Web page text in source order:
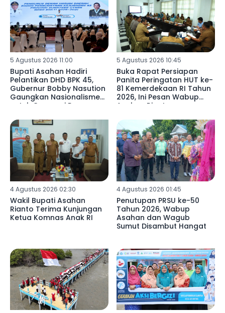
5 Agustus 2026 11:00
Bupati Asahan Hadiri
Pelantikan DHD BPK 45,
Gubernur Bobby Nasution
Gaungkan Nasionalisme
untuk Generasi Penerus
5 Agustus 2026 10:45
Buka Rapat Persiapan
Panita Peringatan HUT ke-
81 Kemerdekaan RI Tahun
2026, Ini Pesan Wabup
Asahan Rianto
4 Agustus 2026 02:30
Wakil Bupati Asahan
Rianto Terima Kunjungan
Ketua Komnas Anak RI
4 Agustus 2026 01:45
Penutupan PRSU ke-50
Tahun 2026, Wabup
Asahan dan Wagub
Sumut Disambut Hangat